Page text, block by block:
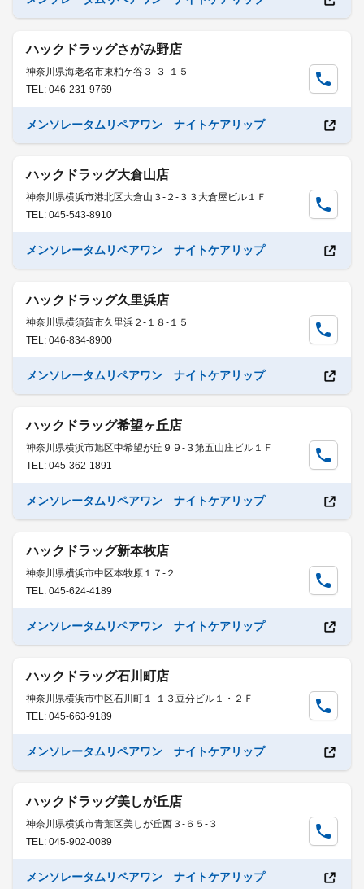
ハックドラッグさがみ野店
神奈川県海老名市東柏ケ谷３-３-１５
TEL: 046-231-9769
メンソレータムリペアワン ナイトケアリップ
ハックドラッグ大倉山店
神奈川県横浜市港北区大倉山３-２-３３大倉屋ビル１Ｆ
TEL: 045-543-8910
メンソレータムリペアワン ナイトケアリップ
ハックドラッグ久里浜店
神奈川県横須賀市久里浜２-１８-１５
TEL: 046-834-8900
メンソレータムリペアワン ナイトケアリップ
ハックドラッグ希望ヶ丘店
神奈川県横浜市旭区中希望が丘９９-３第五山庄ビル１Ｆ
TEL: 045-362-1891
メンソレータムリペアワン ナイトケアリップ
ハックドラッグ新本牧店
神奈川県横浜市中区本牧原１７-２
TEL: 045-624-4189
メンソレータムリペアワン ナイトケアリップ
ハックドラッグ石川町店
神奈川県横浜市中区石川町１-１３豆分ビル１・２Ｆ
TEL: 045-663-9189
メンソレータムリペアワン ナイトケアリップ
ハックドラッグ美しが丘店
神奈川県横浜市青葉区美しが丘西３-６５-３
TEL: 045-902-0089
メンソレータムリペアワン ナイトケアリップ